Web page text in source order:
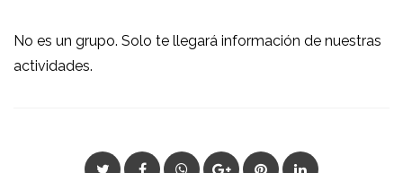
No es un grupo. Solo te llegará información de nuestras
actividades.